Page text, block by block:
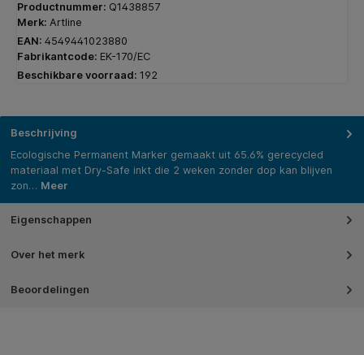
Productnummer: Q1438857
Merk: Artline
EAN: 4549441023880
Fabrikantcode: EK-170/EC
Beschikbare voorraad: 192
Beschrijving
Ecologische Permanent Marker gemaakt uit 65.6% gerecycled
materiaal met Dry-Safe inkt die 2 weken zonder dop kan blijven
zon… Meer
Eigenschappen
Over het merk
Beoordelingen